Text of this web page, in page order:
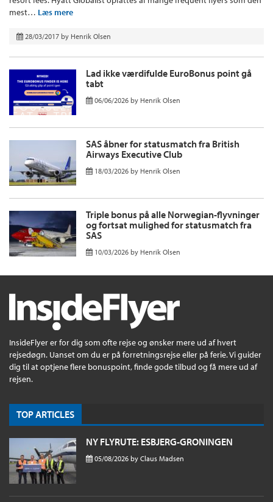
mest… Læs mere
28/03/2017 by Henrik Olsen
Lad ikke værdifulde EuroBonus point gå
tabt
06/06/2026 by Henrik Olsen
SAS åbner for statusmatch fra British
Airways Executive Club
18/03/2026 by Henrik Olsen
Triple bonus på alle Norwegian-flyvninger
og fortsat mulighed for statusmatch fra
SAS
10/03/2026 by Henrik Olsen
InsideFlyer er for dig som ofte rejse og ønsker mere ud af hvert
rejsedøgn. Uanset om du er på forretningsrejse eller på ferie. Vi guider
dig til at optjene flere bonuspoint, finde gode tilbud og få mere ud af
rejsen.
TOP ARTICLES
NY FLYRUTE: ESBJERG-GRONINGEN
05/08/2026 by Claus Madsen